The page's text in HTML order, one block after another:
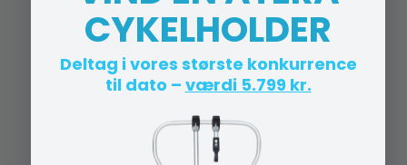
CYKELHOLDER
Deltag i vores største konkurrence
til dato – værdi 5.799 kr.